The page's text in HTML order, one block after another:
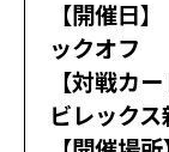
【開催日
ックオフ
【対戦カ
ビレック